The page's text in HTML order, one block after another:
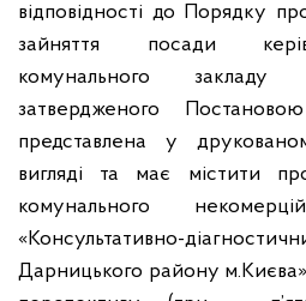
відповідності до Порядку
зайняття посади
комунального закладу
затвердженого
представлена у
вигляді та має містити
комунального
«Консультативно-
Дарницького району